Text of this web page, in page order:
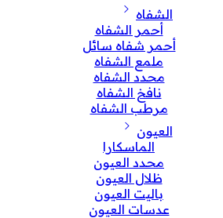
الشفاه
أحمر الشفاه
أحمر شفاه سائل
ملمع الشفاه
محدد الشفاه
نافخ الشفاه
مرطب الشفاه
العيون
الماسكارا
محدد العيون
ظلال العيون
باليت العيون
عدسات العيون